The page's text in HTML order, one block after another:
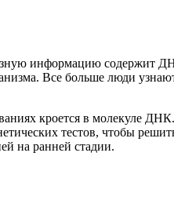
информацию содержит
Все больше люди
кроется в молекуле
тестов, чтобы
на ранней стадии.